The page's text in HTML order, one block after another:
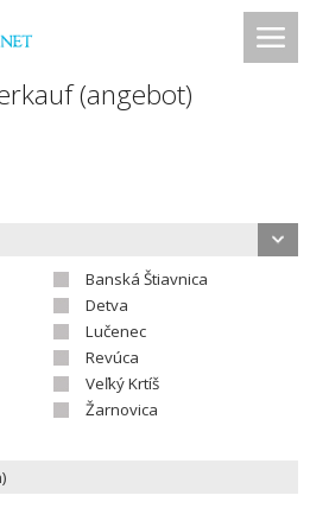
(angebot)
Banská Štiavnica
Detva
Lučenec
Revúca
Veľký Krtíš
Žarnovica